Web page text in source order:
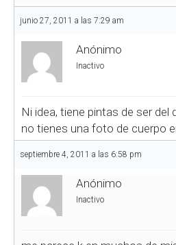
junio 27, 2011 a las 7:29 am
Anónimo
Inactivo
Ni idea, tiene pintas de ser del
no tienes una foto de cuerpo
septiembre 4, 2011 a las 6:58 pm
Anónimo
Inactivo